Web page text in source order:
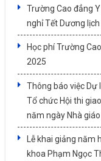
Trường Cao đẳng
nghỉ Tết Dương
Học phí Trường
2025
Thông báo việc Dự
Tổ chức Hội thi
năm ngày Nhà
Lễ khai giảng năm
khoa Phạm Ngọc